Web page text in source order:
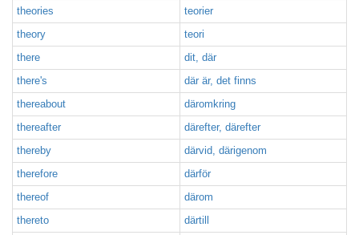
theories
teorier
theory
teori
there
dit, där
there's
där är, det finns
thereabout
däromkring
thereafter
därefter, därefter
thereby
därvid, därigenom
therefore
därför
thereof
därom
thereto
därtill